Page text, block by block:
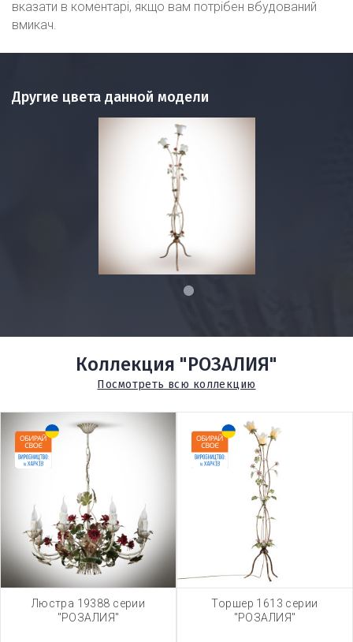
вказати в коментарі, якщо вам потрібен вбудований
вмикач.
Другие цвета данной модели
1
Коллекция "РОЗАЛИЯ"
Посмотреть всю коллекцию
Люстра 19388 серии
"РОЗАЛИЯ"
Торшер 1613 серии
"РОЗАЛИЯ"